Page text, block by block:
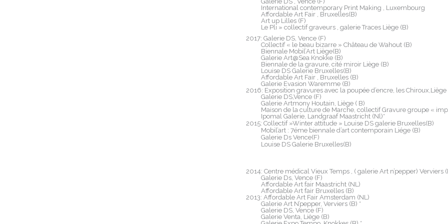
International contemporary Print Making , Luxembourg
Affordable Art Fair , Bruxelles(B)
Art up Lilles (F)
Le Pli » collectif graveurs , galerie Traces Liège (B)
2017: Galerie DS, Vence (F)
Collectif « le beau bizarre » Château de Wahout (B)
Biennale Mobil’Art Liège(B)
Galerie Art@Sea Knokke (B)
Biennale de la gravure, cité miroir Liège (B)
Louise DS Galerie Bruxelles(B)
Affordable Art Fair , Bruxelles (B)
Galerie Evasion Waremme (B)
2016: Exposition gravures avec la poupée d’encre, les Chiroux,Liège
Galerie DS,Vence (F)
Galerie Artmony Houtain, Liège ( B)
Maison de la culture de Marche, collectif Gravure groupe «
Ipomal Galerie, Landgraaf Maastricht (Nl)*
2015: Collectif »Winter attitude » Louise DS galerie Bruxelles(B)
Mobil’art : 7éme biennale d’art contemporain Liége (B)
Galerie Ds Vence(F)
Louise DS Galerie Bruxelles(B)
2014: Centre médical Vieux Temps , ( galerie Art n’pepper) Verviers
Galerie Ds, Vence (F)
Affordable Art fair Maastricht (NL)
Affordable Art fair Bruxelles (B)
2013: Affordable Art Fair Amsterdam (NL)
Galerie Art N’pepper, Verviers (B) *
Galerie DS, Vence (F)
Galerie Venta, Liège (B)